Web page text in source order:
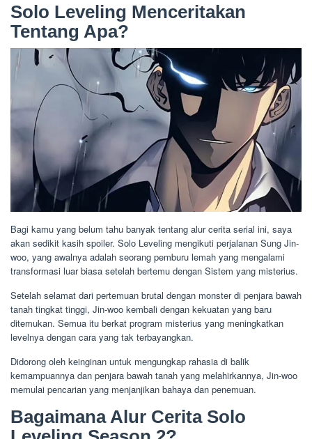
Solo Leveling Menceritakan
Tentang Apa?
Bagi kamu yang belum tahu banyak tentang alur cerita serial ini, saya
akan sedikit kasih spoiler. Solo Leveling mengikuti perjalanan Sung Jin-
woo, yang awalnya adalah seorang pemburu lemah yang mengalami
transformasi luar biasa setelah bertemu dengan Sistem yang misterius.
Setelah selamat dari pertemuan brutal dengan monster di penjara bawah
tanah tingkat tinggi, Jin-woo kembali dengan kekuatan yang baru
ditemukan. Semua itu berkat program misterius yang meningkatkan
levelnya dengan cara yang tak terbayangkan.
Didorong oleh keinginan untuk mengungkap rahasia di balik
kemampuannya dan penjara bawah tanah yang melahirkannya, Jin-woo
memulai pencarian yang menjanjikan bahaya dan penemuan.
Bagaimana Alur Cerita Solo